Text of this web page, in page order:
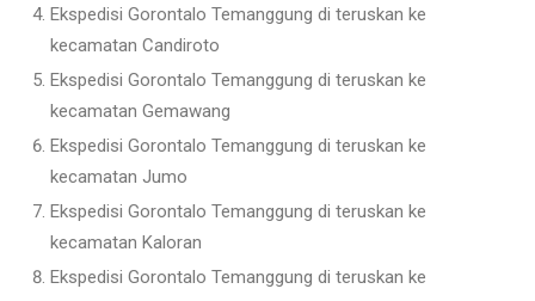
Ekspedisi Gorontalo Temanggung di teruskan ke
kecamatan Candiroto
Ekspedisi Gorontalo Temanggung di teruskan ke
kecamatan Gemawang
Ekspedisi Gorontalo Temanggung di teruskan ke
kecamatan Jumo
Ekspedisi Gorontalo Temanggung di teruskan ke
kecamatan Kaloran
Ekspedisi Gorontalo Temanggung di teruskan ke